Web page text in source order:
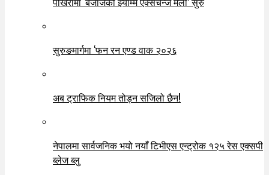
सुरुङमार्गमा ‘फन रन एण्ड वाक २०२६
अब ट्राफिक नियम तोड्न सजिलो छैन!
नेपालमा सार्वजनिक भयो नयाँ टिभीएस एन्ट्रोक १२५ रेस एक्सपी
ब्लेज ब्लु